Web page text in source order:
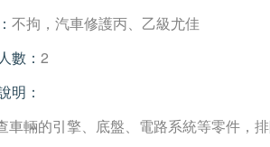
不拘，汽車修護丙、乙級尤佳
數： 2
明：
車輛的引擎、底盤、電路系統等零件，